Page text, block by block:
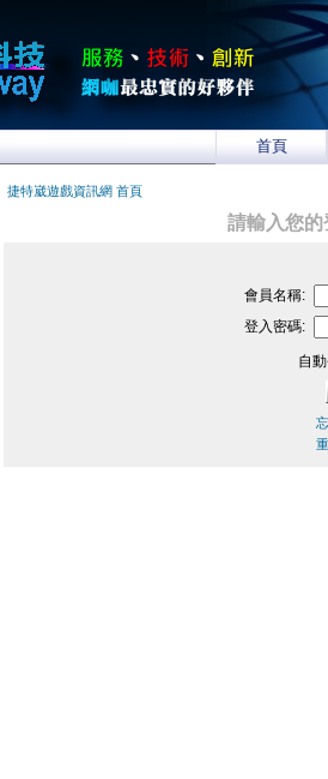
首頁
捷特崴遊戲資訊網 首頁
請輸入您
會員名稱:
登入密碼:
自